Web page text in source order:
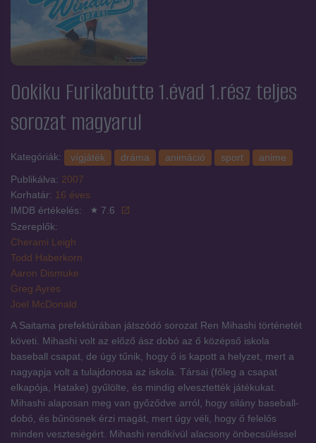
Ookiku Furikabutte 1.évad 1.rész teljes
sorozat magyarul
Kategóriák: vígjáték dráma animáció sport
anime
Publikálva: 2007
Korhatár: 16 éves
IMDB értékelés:
7.6
Szereplők:
Cherami Leigh
Todd Haberkorn
Aaron Dismuke
Greg Ayres
Joel McDonald
A Saitama prefektúrában játszódó sorozat Ren Mihashi történetét
követi. Mihashi volt az előző ász dobó az ő középső iskola
baseball csapat, de úgy tűnik, hogy ő is kapott a helyzet, mert a
nagyapja volt a tulajdonosa az iskola. Társai (főleg a csapat
elkapója, Hatake) gyűlölte, és mindig elvesztették játékukat.
Mihashi alaposan meg van győződve arról, hogy silány baseball-
dobó, és bűnösnek érzi magát, mert úgy véli, hogy ő felelős
minden veszteségért. Mihashi rendkívül alacsony önbecsüléssel